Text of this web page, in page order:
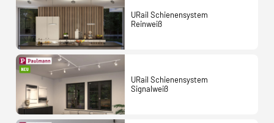
URail Schienensystem
Reinweiß
URail Schienensystem
Signalweiß